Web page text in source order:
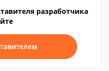
разработчика